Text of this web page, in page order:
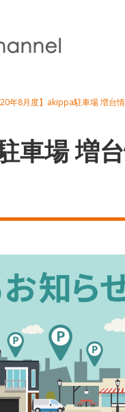
年8月度】akippa駐車場 増台
車場 増